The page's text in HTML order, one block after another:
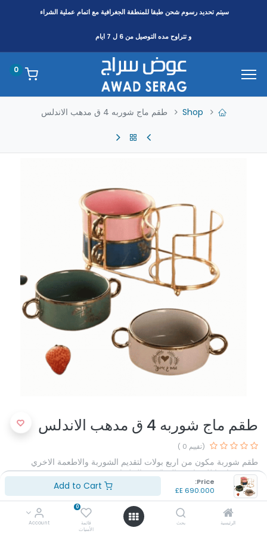
Price:
690.000
الرئيسية بحث
0
قائمة
الأمنيات
Account
سيتم تحديد رسوم شحن طبقا للمنطقةالجغرافية مع اتمام عملية الشراء
و تتراوح مده التوصيل من 6 ل 7 ايام
0
Shop طقم ماج شوربه 4 ق مدهب الاندلس
طقم ماج شوربه 4 ق مدهب الاندلس
(تقييم 0 )
طقم شوربة مكون من اربع بولات لتقديم الشوربة والاطعمة الاخري
تستخدم ايضا للمقبلات والفواكهه والحلويات
سهلة التنظيف والتخزين
مريحه لليد
690.000